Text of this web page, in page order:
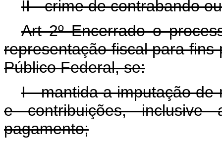
II - crime de contrabando
Art 2º Encerrado o
representação fiscal para
Público Federal, se:
I - mantida a imputação de
e contribuições,
pagamento;